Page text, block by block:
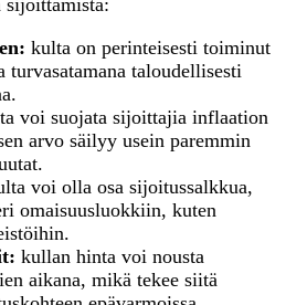
kulta on perinteisesti toiminut
turvasatamana taloudellisesti
voi suojata sijoittajia inflaation
arvo säilyy usein paremmin
voi olla osa sijoitussalkkua,
omaisuusluokkiin, kuten
kullan hinta voi nousta
aikana, mikä tekee siitä